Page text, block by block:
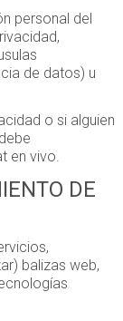
personal del
de datos) u
o si alguien
en vivo.
DE
balizas web,